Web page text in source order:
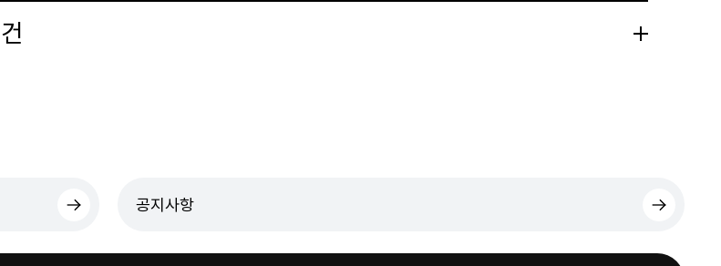
건
공지사항